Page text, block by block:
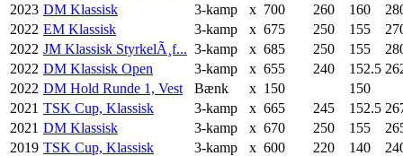
2023 DM Klassisk 3-kamp x 700 260 160
2022 EM Klassisk 3-kamp x 675 250 155
2022 JM Klassisk StyrkelÃ¸f... 3-kamp x 685 250 155
2022 DM Klassisk Open 3-kamp x 655 240 152.5
2022 DM Hold Runde 1, Vest Bænk x 150
150
2021 TSK Cup, Klassisk 3-kamp x 665 245 152.5
2021 DM Klassisk 3-kamp x 670 250 155
2019 TSK Cup, Klassisk 3-kamp x 600 220 140